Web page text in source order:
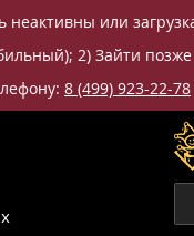
неактивны или
2) Зайти
8 (499) 923-22-78